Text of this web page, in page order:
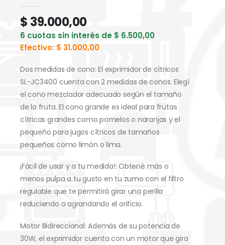
$ 39.000,00
6 cuotas sin interés de $ 6.500,00
Efectivo: $ 31.000,00
Dos medidas de cono: El exprimidor de cítricos
SL-JC3400 cuenta con 2 medidas de conos. Elegí
el cono mezclador adecuado según el tamaño
de la fruta. El cono grande es ideal para frutas
cítricas grandes como pomelos o naranjas y el
pequeño para jugos cítricos de tamaños
pequeños como limón o lima.
¡Fácil de usar y a tu medida!: Obtené más o
menos pulpa a tu gusto en tu zumo con el filtro
regulable que te permitirá girar una perilla
reduciendo o agrandando el orificio.
Motor Bidireccional: Además de su potencia de
30W, el exprimidor cuenta con un motor que gira